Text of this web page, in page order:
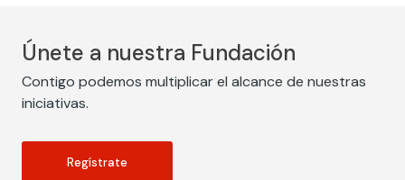
Únete a nuestra Fundación
Contigo podemos multiplicar el alcance de nuestras
iniciativas.
Regístrate